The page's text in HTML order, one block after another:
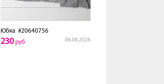
Юбка #20640756
06.08.2026
230руб